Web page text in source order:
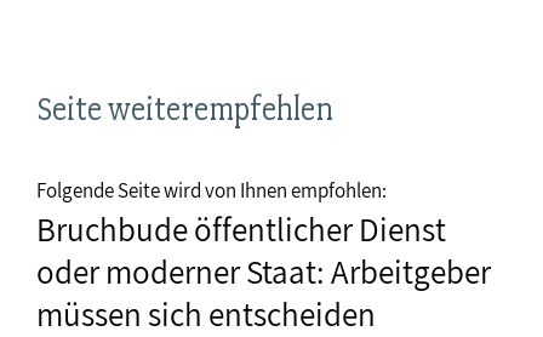
Seite weiterempfehlen
Folgende Seite wird von Ihnen empfohlen:
Bruchbude öffentlicher Dienst
oder moderner Staat: Arbeitgeber
müssen sich entscheiden